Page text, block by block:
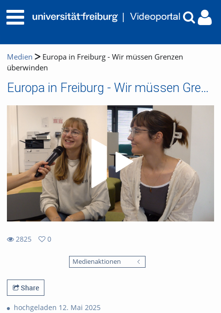
Medien
Europa in Freiburg - Wir müssen Grenzen
überwinden
Europa in Freiburg - Wir müssen Grenzen überwinden
2825
0
Medienaktionen
Share
hochgeladen 12. Mai 2025